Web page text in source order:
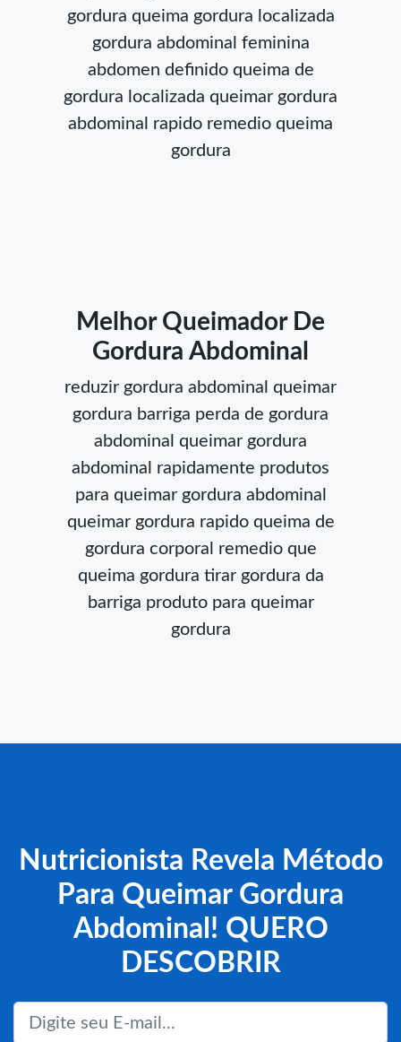
gordura queima gordura localizada
gordura abdominal feminina
abdomen definido queima de
gordura localizada queimar gordura
abdominal rapido remedio queima
gordura
Melhor Queimador De
Gordura Abdominal
reduzir gordura abdominal queimar
gordura barriga perda de gordura
abdominal queimar gordura
abdominal rapidamente produtos
para queimar gordura abdominal
queimar gordura rapido queima de
gordura corporal remedio que
queima gordura tirar gordura da
barriga produto para queimar
gordura
Nutricionista Revela Método
Para Queimar Gordura
Abdominal! QUERO
DESCOBRIR